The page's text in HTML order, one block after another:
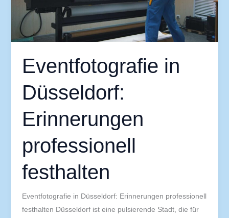
Eventfotografie in
Düsseldorf:
Erinnerungen
professionell
festhalten
Eventfotografie in Düsseldorf: Erinnerungen professionell
festhalten Düsseldorf ist eine pulsierende Stadt, die für